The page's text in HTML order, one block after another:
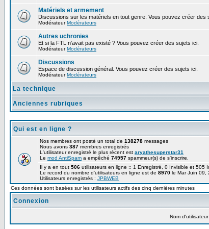
Matériels et armement
Discussions sur les matériels en tout genre. Vous pouvez créer des
ModérateurModérateurs
Autres uchronies
Et si la FTL n'avait pas existé ? Vous pouvez créer des sujets ici.
ModérateurModérateurs
Discussions
Espace de discussion général. Vous pouvez créer des sujets ici.
ModérateurModérateurs
La technique
Anciennes rubriques
Qui est en ligne ?
Nos membres ont posté un total de 138278 messages
Nous avons 387 membres enregistrés
L'utilisateur enregistré le plus récent est aryathesuperstar31
Le mod AntiSpam a empêché 74957 spammeur(s) de s'inscrire.
Il y a en tout 506 utilisateurs en ligne :: 1 Enregistré, 0 Invisible et 505
Le record du nombre d'utilisateurs en ligne est de 8970 le Mar Juin 09,
Utilisateurs enregistrés : JPBWEB
Ces données sont basées sur les utilisateurs actifs des cinq dernières minutes
Connexion
Nom d'utilisateur: